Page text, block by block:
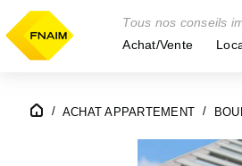
Tous nos conseils
Achat/Vente
ACHAT APPARTEMENT